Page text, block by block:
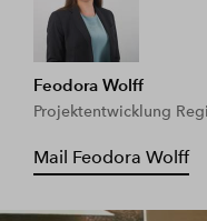
Feodora Wolff
Projektentwicklung
Mail Feodora Wolff